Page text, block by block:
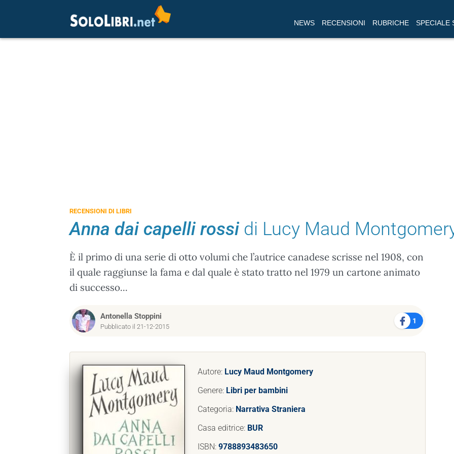
NEWS RECENSIONI RUBRICHE SPECIALE
RECENSIONI DI LIBRI
Anna dai capelli rossi di Lucy Maud
È il primo di una serie di otto volumi che l’autrice canadese scrisse nel 1908, con
il quale raggiunse la fama e dal quale è stato tratto nel 1979 un cartone animato
di successo...
Antonella Stoppini
Pubblicato il 21-12-2015
1
Autore: Lucy Maud Montgomery
Genere: Libri per bambini
Categoria: Narrativa Straniera
Casa editrice: BUR
ISBN: 9788893483650